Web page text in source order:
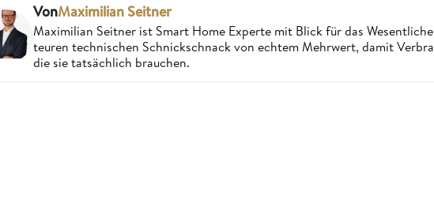
VonMaximilian Seitner
Maximilian Seitner ist Smart Home Experte mit Blick für das
teuren technischen Schnickschnack von echtem Mehrwert, damit
die sie tatsächlich brauchen.